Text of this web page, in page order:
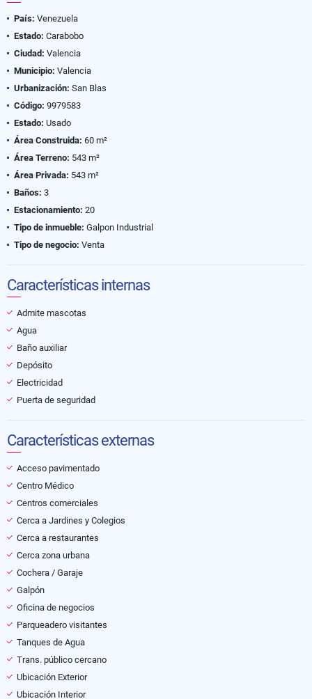
País: Venezuela
Estado: Carabobo
Ciudad: Valencia
Municipio: Valencia
Urbanización: San Blas
Código: 9979583
Estado: Usado
Área Construida: 60 m²
Área Terreno: 543 m²
Área Privada: 543 m²
Baños: 3
Estacionamiento: 20
Tipo de inmueble: Galpon Industrial
Tipo de negocio: Venta
Características internas
Admite mascotas
Agua
Baño auxiliar
Depósito
Electricidad
Puerta de seguridad
Características externas
Acceso pavimentado
Centro Médico
Centros comerciales
Cerca a Jardines y Colegios
Cerca a restaurantes
Cerca zona urbana
Cochera / Garaje
Galpón
Oficina de negocios
Parqueadero visitantes
Tanques de Agua
Trans. público cercano
Ubicación Exterior
Ubicación Interior